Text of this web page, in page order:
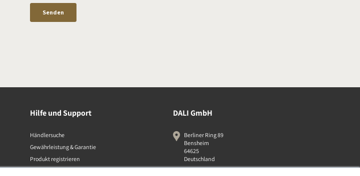
Hilfe und Support
Händlersuche
Gewährleistung & Garantie
Produkt registrieren
DALI GmbH
Berliner Ring 89
Bensheim
64625
Deutschland